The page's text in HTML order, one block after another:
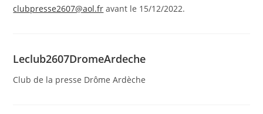
clubpresse2607@aol.fr avant le 15/12/2022.
Leclub2607DromeArdeche
Club de la presse Drôme Ardèche